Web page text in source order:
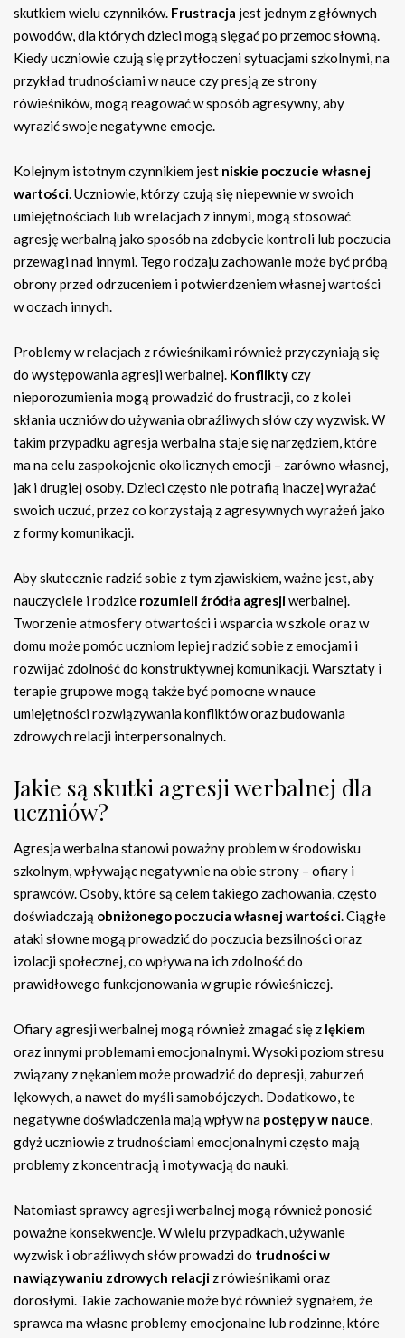
skutkiem wielu czynników. Frustracja jest jednym z głównych
powodów, dla których dzieci mogą sięgać po przemoc słowną.
Kiedy uczniowie czują się przytłoczeni sytuacjami szkolnymi, na
przykład trudnościami w nauce czy presją ze strony
rówieśników, mogą reagować w sposób agresywny, aby
wyrazić swoje negatywne emocje.
Kolejnym istotnym czynnikiem jest niskie poczucie własnej
wartości. Uczniowie, którzy czują się niepewnie w swoich
umiejętnościach lub w relacjach z innymi, mogą stosować
agresję werbalną jako sposób na zdobycie kontroli lub poczucia
przewagi nad innymi. Tego rodzaju zachowanie może być próbą
obrony przed odrzuceniem i potwierdzeniem własnej wartości
w oczach innych.
Problemy w relacjach z rówieśnikami również przyczyniają się
do występowania agresji werbalnej. Konfliktyczy
nieporozumienia mogą prowadzić do frustracji, co z kolei
skłania uczniów do używania obraźliwych słów czy wyzwisk. W
takim przypadku agresja werbalna staje się narzędziem, które
ma na celu zaspokojenie okolicznych emocji – zarówno własnej,
jak i drugiej osoby. Dzieci często nie potrafią inaczej wyrażać
swoich uczuć, przez co korzystają z agresywnych wyrażeń jako
z formy komunikacji.
Aby skutecznie radzić sobie z tym zjawiskiem, ważne jest, aby
nauczyciele i rodzice rozumieli źródła agresjiwerbalnej.
Tworzenie atmosfery otwartości i wsparcia w szkole oraz w
domu może pomóc uczniom lepiej radzić sobie z emocjami i
rozwijać zdolność do konstruktywnej komunikacji. Warsztaty i
terapie grupowe mogą także być pomocne w nauce
umiejętności rozwiązywania konfliktów oraz budowania
zdrowych relacji interpersonalnych.
Jakie są skutki agresji werbalnej dla
uczniów?
Agresja werbalna stanowi poważny problem w środowisku
szkolnym, wpływając negatywnie na obie strony – ofiary i
sprawców. Osoby, które są celem takiego zachowania, często
doświadczają obniżonego poczucia własnej wartości. Ciągłe
ataki słowne mogą prowadzić do poczucia bezsilności oraz
izolacji społecznej, co wpływa na ich zdolność do
prawidłowego funkcjonowania w grupie rówieśniczej.
Ofiary agresji werbalnej mogą również zmagać się z lękiem
oraz innymi problemami emocjonalnymi. Wysoki poziom stresu
związany z nękaniem może prowadzić do depresji, zaburzeń
lękowych, a nawet do myśli samobójczych. Dodatkowo, te
negatywne doświadczenia mają wpływ na postępy w nauce,
gdyż uczniowie z trudnościami emocjonalnymi często mają
problemy z koncentracją i motywacją do nauki.
Natomiast sprawcy agresji werbalnej mogą również ponosić
poważne konsekwencje. W wielu przypadkach, używanie
wyzwisk i obraźliwych słów prowadzi do trudności w
nawiązywaniu zdrowych relacji z rówieśnikami oraz
dorosłymi. Takie zachowanie może być również sygnałem, że
sprawca ma własne problemy emocjonalne lub rodzinne, które